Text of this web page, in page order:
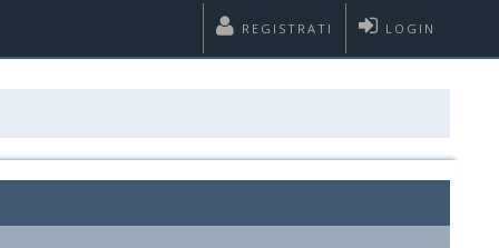
LOGIN
REGISTRATI